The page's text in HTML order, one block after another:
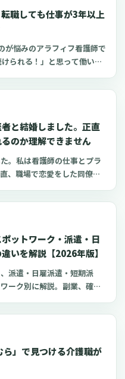
職しても仕事が3年以上
が悩みのアラフィフ看護師で
られる！」と思って働いて
ク、訪問看護ステーション
年で転職
と結婚しました。正直
のか理解できません
。私は看護師の仕事とプラ
、職場で恋愛をした同僚が
っと羨ましいという思いも
う関係になれる
ットワーク・派遣・日
いを解説【2026年版】
派遣・日雇派遣・短期派
ーク別に解説。副業、確定
」で見つける介護職が